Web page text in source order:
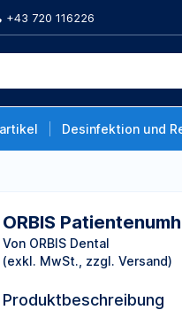
+43 720 116226
Desinfektion und
ORBIS
Von ORBIS Dental
(exkl. MwSt., zzgl. Versand)
Produktbeschreibung